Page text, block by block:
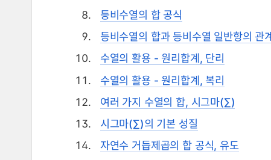
등비수열의 합 공식
등비수열의 합과 등비수열 일반항의 관계
수열의 활용 - 원리합계, 단리
수열의 활용 - 원리합계, 복리
여러 가지 수열의 합, 시그마(∑)
시그마(∑)의 기본 성질
자연수 거듭제곱의 합 공식, 유도